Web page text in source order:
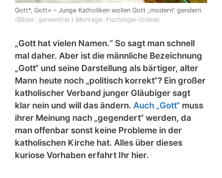
Gott*, Gott+ – Junge Katholiken wollen Gott „modern“ gendern
(Bilder: gemeinfrei / Montage: Fischinger-Online)
„Gott hat vielen Namen.“ So sagt man schnell
mal daher. Aber ist die männliche Bezeichnung
„Gott“ und seine Darstellung als bärtiger, alter
Mann heute noch „politisch korrekt“? Ein großer
katholischer Verband junger Gläubiger sagt
klar nein und will das ändern. Auch „Gott“ muss
ihrer Meinung nach „gegendert“ werden, da
man offenbar sonst keine Probleme in der
katholischen Kirche hat. Alles über dieses
kuriose Vorhaben erfahrt Ihr hier.